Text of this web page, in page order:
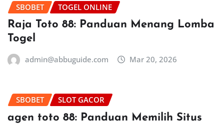
SBOBET TOGEL ONLINE
Raja Toto 88: Panduan Menang Lomba
Togel
admin@abbuguide.com Mar 20, 2026
SBOBET SLOT GACOR
agen toto 88: Panduan Memilih Situs